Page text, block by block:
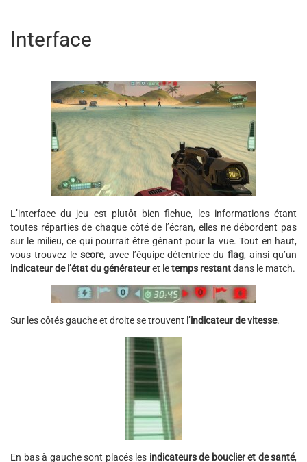
Interface
L’interface du jeu est plutôt bien fichue, les informations étant
toutes réparties de chaque côté de l’écran, elles ne débordent pas
sur le milieu, ce qui pourrait être gênant pour la vue. Tout en haut,
vous trouvez le score, avec l’équipe détentrice duflag, ainsi qu’un
indicateur de l’état du générateuret letemps restantdans le match.
Sur les côtés gauche et droite se trouvent l’indicateur de vitesse.
En bas à gauche sont placés les indicateurs de bouclier et de santé,